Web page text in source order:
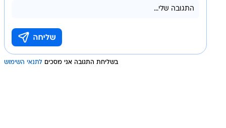
בשליחת התגובה אני מסכים לתנאי השימוש